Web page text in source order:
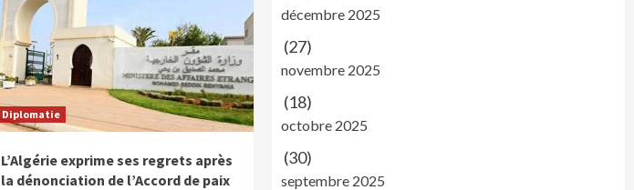
Diplomatie
L’Algérie exprime ses regrets après
la dénonciation de l’Accord de paix
décembre 2025
(27)
novembre 2025
(18)
octobre 2025
(30)
septembre 2025